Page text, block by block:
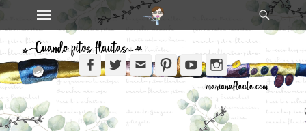
Skip
content
Primary Menu Search
Facebook
TwitterEmailPinterestYouTubeInstagram